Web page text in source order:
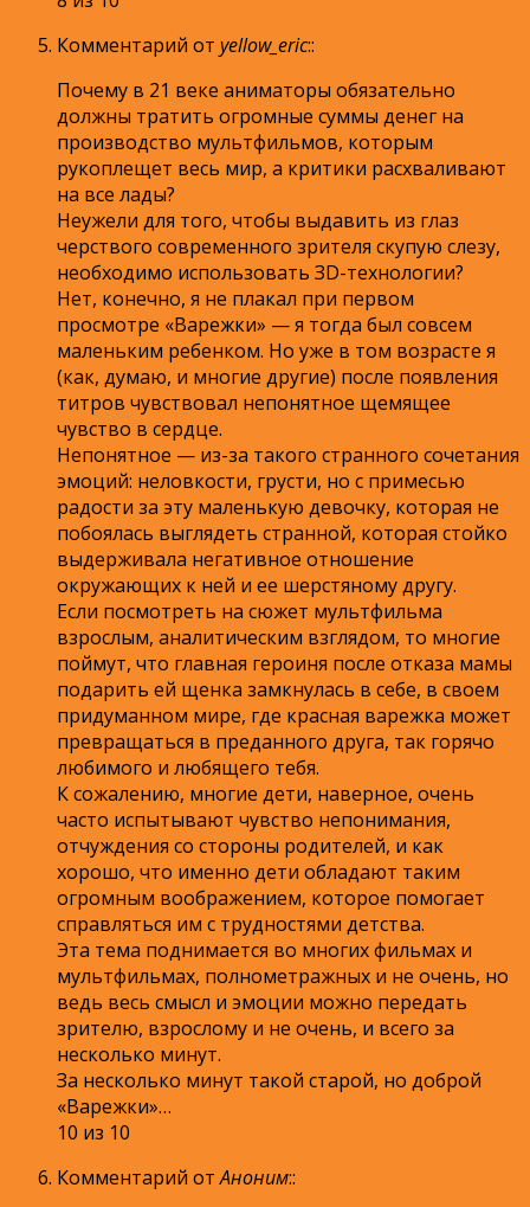
Комментарий от yellow_eric::
Почему в 21 веке аниматоры обязательно
должны тратить огромные суммы денег на
производство мультфильмов, которым
рукоплещет весь мир, а критики расхваливают
на все лады?
Неужели для того, чтобы выдавить из глаз
черствого современного зрителя скупую слезу,
необходимо использовать ЗD-технологии?
Нет, конечно, я не плакал при первом
просмотре «Варежки» — я тогда был совсем
маленьким ребенком. Но уже в том возрасте я
(как, думаю, и многие другие) после появления
титров чувствовал непонятное щемящее
чувство в сердце.
Непонятное — из-за такого странного сочетания
эмоций: неловкости, грусти, но с примесью
радости за эту маленькую девочку, которая не
побоялась выглядеть странной, которая стойко
выдерживала негативное отношение
окружающих к ней и ее шерстяному другу.
Если посмотреть на сюжет мультфильма
взрослым, аналитическим взглядом, то многие
поймут, что главная героиня после отказа мамы
подарить ей щенка замкнулась в себе, в своем
придуманном мире, где красная варежка может
превращаться в преданного друга, так горячо
любимого и любящего тебя.
К сожалению, многие дети, наверное, очень
часто испытывают чувство непонимания,
отчуждения со стороны родителей, и как
хорошо, что именно дети обладают таким
огромным воображением, которое помогает
справляться им с трудностями детства.
Эта тема поднимается во многих фильмах и
мультфильмах, полнометражных и не очень, но
ведь весь смысл и эмоции можно передать
зрителю, взрослому и не очень, и всего за
несколько минут.
За несколько минут такой старой, но доброй
«Варежки»…
10 из 10
Комментарий отАноним::